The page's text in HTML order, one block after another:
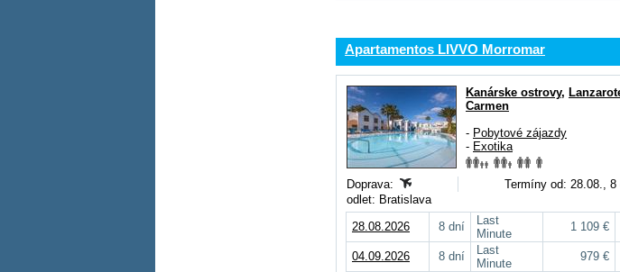
Apartamentos LIVVO Morromar
Kanárske ostrovy,
Carmen
- Pobytové zájazdy
- Exotika
Doprava:
Termíny od: 28.08., 8
odlet: Bratislava
28.08.2026
8 dní
Last
Minute
1 109 €
04.09.2026 8 dní
Last
Minute
979 €